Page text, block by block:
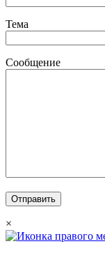
Тема
Сообщение
×